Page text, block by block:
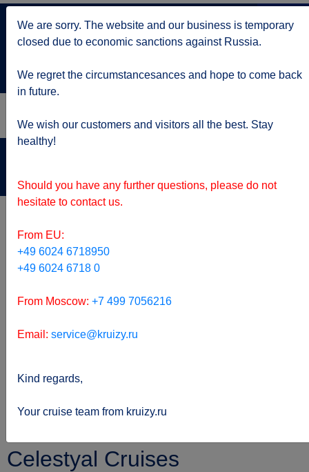
по Москве
Отправить запрос
Celestyal Cruises
We are sorry. The website and our business is temporary
closed due to economic sanctions against Russia.
We regret the circumstancesances and hope to come back
in future.
We wish our customers and visitors all the best. Stay
healthy!
Should you have any further questions, please do not
hesitate to contact us.
From EU:
+49 6024 6718950
+49 6024 6718 0
From Moscow: +7 499 7056216
Email: service@kruizy.ru
Kind regards,
Your cruise team from kruizy.ru